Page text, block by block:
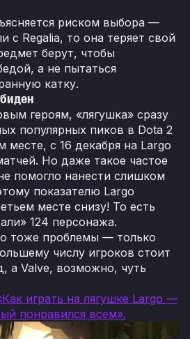
риском выбора —
с Regalia, то она теряет свой
берут, чтобы
а не пытаться
катку.
героям, «лягушка» сразу
популярных пиков в Dota 2
с 16 декабря на Largo
Но даже такое частое
помогло нанести слишком
показателю Largo
месте снизу! То есть
124 персонажа.
тоже проблемы — только
числу игроков стоит
а Valve, возможно, чуть
играть на лягушке Largo —
понравился всем».